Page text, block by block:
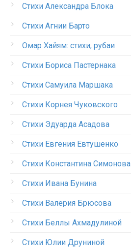
Стихи Александра Блока
Стихи Агнии Барто
Омар Хайям: стихи, рубаи
Стихи Бориса Пастернака
Стихи Самуила Маршака
Стихи Корнея Чуковского
Стихи Эдуарда Асадова
Стихи Евгения Евтушенко
Стихи Константина Симонова
Стихи Ивана Бунина
Стихи Валерия Брюсова
Стихи Беллы Ахмадулиной
Стихи Юлии Друниной